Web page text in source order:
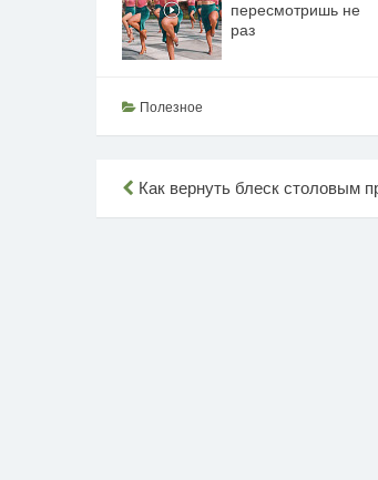
пересмотришь не
раз
Полезное
Навигация
Как вернуть блеск столовым